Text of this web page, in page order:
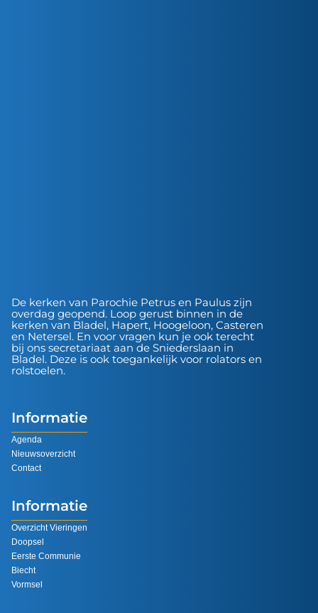
De kerken van Parochie Petrus en Paulus zijn
overdag geopend. Loop gerust binnen in de
kerken van Bladel, Hapert, Hoogeloon, Casteren
en Netersel. En voor vragen kun je ook terecht
bij ons secretariaat aan de Sniederslaan in
Bladel. Deze is ook toegankelijk voor rolators en
rolstoelen.
Informatie
Agenda
Nieuwsoverzicht
Contact
Informatie
Overzicht Vieringen
Doopsel
Eerste Communie
Biecht
Vormsel